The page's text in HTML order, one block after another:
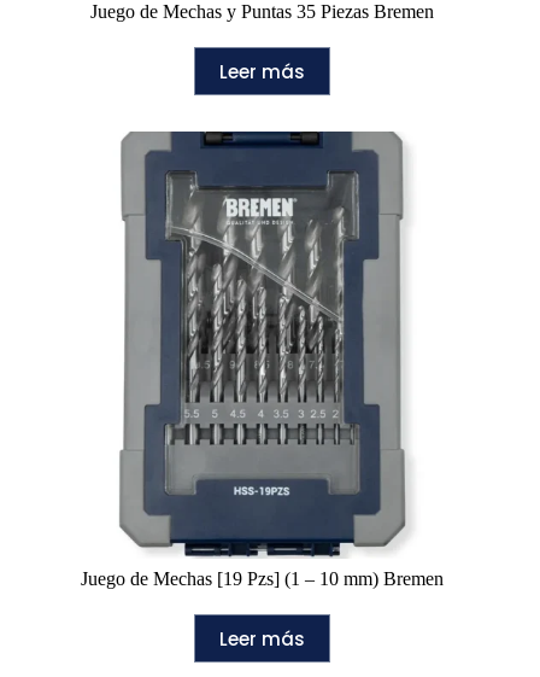
Juego de Mechas y Puntas 35 Piezas Bremen
Leer más
Juego de Mechas [19 Pzs] (1 – 10 mm) Bremen
Leer más